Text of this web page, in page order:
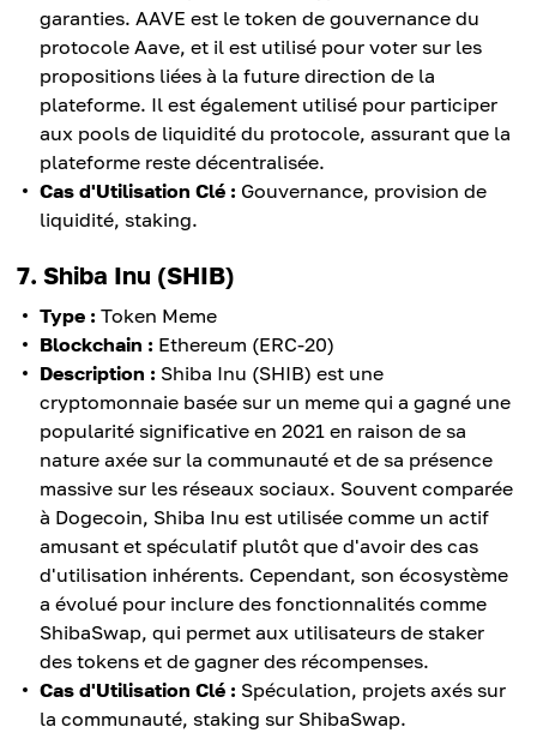
garanties. AAVE est le token de gouvernance du
protocole Aave, et il est utilisé pour voter sur les
propositions liées à la future direction de la
plateforme. Il est également utilisé pour participer
aux pools de liquidité du protocole, assurant que la
plateforme reste décentralisée.
Cas d'Utilisation Clé : Gouvernance, provision de
liquidité, staking.
7. Shiba Inu (SHIB)
Type : Token Meme
Blockchain : Ethereum (ERC-20)
Description : Shiba Inu (SHIB) est une
cryptomonnaie basée sur un meme qui a gagné une
popularité significative en 2021 en raison de sa
nature axée sur la communauté et de sa présence
massive sur les réseaux sociaux. Souvent comparée
à Dogecoin, Shiba Inu est utilisée comme un actif
amusant et spéculatif plutôt que d'avoir des cas
d'utilisation inhérents. Cependant, son écosystème
a évolué pour inclure des fonctionnalités comme
ShibaSwap, qui permet aux utilisateurs de staker
des tokens et de gagner des récompenses.
Cas d'Utilisation Clé : Spéculation, projets axés sur
la communauté, staking sur ShibaSwap.